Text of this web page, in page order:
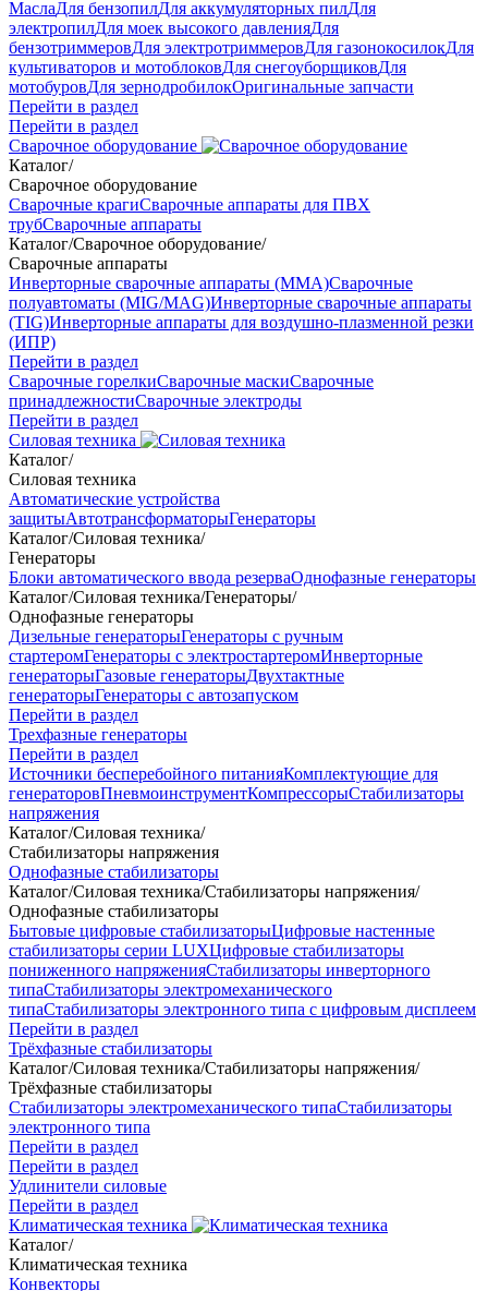
МаслаДля бензопилДля аккумуляторных пилДля
электропилДля моек высокого давленияДля
бензотриммеровДля электротриммеровДля газонокосилокДля
культиваторов и мотоблоковДля снегоуборщиковДля
мотобуровДля зернодробилокОригинальные запчасти
Перейти в раздел
Перейти в раздел
Сварочное оборудование
Каталог/
Сварочное оборудование
Сварочные крагиСварочные аппараты для ПВХ
трубСварочные аппараты
Каталог/Сварочное оборудование/
Сварочные аппараты
Инверторные сварочные аппараты (ММА)Сварочные
полуавтоматы (MIG/MAG)Инверторные сварочные аппараты
(TIG)Инверторные аппараты для воздушно-плазменной резки
(ИПР)
Перейти в раздел
Сварочные горелкиСварочные маскиСварочные
принадлежностиСварочные электроды
Перейти в раздел
Силовая техника
Каталог/
Силовая техника
Автоматические устройства
защитыАвтотрансформаторыГенераторы
Каталог/Силовая техника/
Генераторы
Блоки автоматического ввода резерваОднофазные генераторы
Каталог/Силовая техника/Генераторы/
Однофазные генераторы
Дизельные генераторыГенераторы с ручным
стартеромГенераторы с электростартеромИнверторные
генераторыГазовые генераторыДвухтактные
генераторыГенераторы с автозапуском
Перейти в раздел
Трехфазные генераторы
Перейти в раздел
Источники бесперебойного питанияКомплектующие для
генераторовПневмоинструментКомпрессорыСтабилизаторы
напряжения
Каталог/Силовая техника/
Стабилизаторы напряжения
Однофазные стабилизаторы
Каталог/Силовая техника/Стабилизаторы напряжения/
Однофазные стабилизаторы
Бытовые цифровые стабилизаторыЦифровые настенные
стабилизаторы серии LUXЦифровые стабилизаторы
пониженного напряженияСтабилизаторы инверторного
типаСтабилизаторы электромеханического
типаСтабилизаторы электронного типа с цифровым дисплеем
Перейти в раздел
Трёхфазные стабилизаторы
Каталог/Силовая техника/Стабилизаторы напряжения/
Трёхфазные стабилизаторы
Стабилизаторы электромеханического типаСтабилизаторы
электронного типа
Перейти в раздел
Перейти в раздел
Удлинители силовые
Перейти в раздел
Климатическая техника
Каталог/
Климатическая техника
Конвекторы